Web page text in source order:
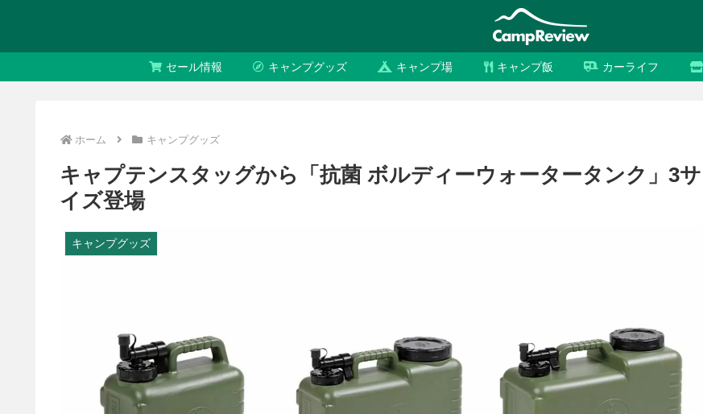
セール情報 キャンプグッズ キャンプ場 キャンプ飯 カーライフ
ホーム キャンプグッズ
キャプテンスタッグから「抗菌 ボルディーウォータータンク」3サ
イズ登場
キャンプグッズ